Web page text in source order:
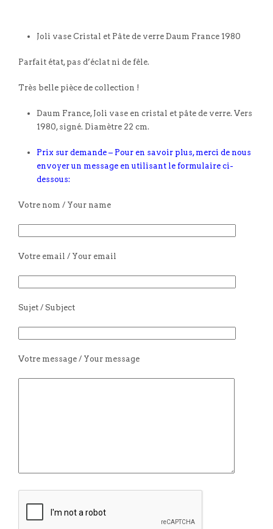
Joli vase Cristal et Pâte de verre Daum France 1980
Parfait état, pas d’éclat ni de fêle.
Très belle pièce de collection !
Daum France, Joli vase en cristal et pâte de verre. Vers
1980, signé. Diamètre 22 cm.
Prix sur demande – Pour en savoir plus, merci de nous
envoyer un message en utilisant le formulaire ci-
dessous:
Votre nom / Your name
Votre email / Your email
Sujet / Subject
Votre message / Your message